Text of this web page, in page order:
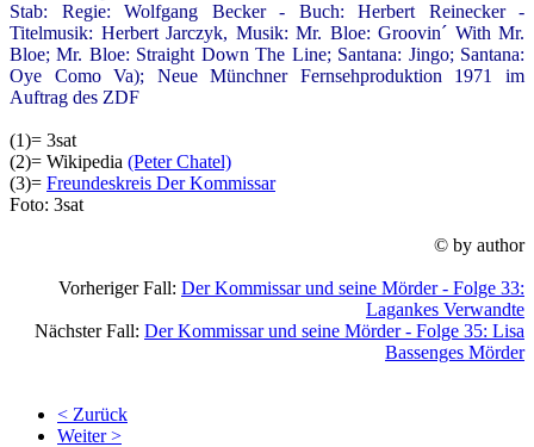
Stab: Regie: Wolfgang Becker - Buch: Herbert Reinecker -
Titelmusik: Herbert Jarczyk, Musik: Mr. Bloe: Groovin´ With Mr.
Bloe; Mr. Bloe: Straight Down The Line; Santana: Jingo; Santana:
Oye Como Va); Neue Münchner Fernsehproduktion 1971 im
Auftrag des ZDF
(1)= 3sat
(2)= Wikipedia (Peter Chatel)
(3)= Freundeskreis Der Kommissar
Foto: 3sat
© by author
Vorheriger Fall: Der Kommissar und seine Mörder - Folge 33:
Lagankes Verwandte
Nächster Fall: Der Kommissar und seine Mörder - Folge 35: Lisa
Bassenges Mörder
< Zurück
Weiter >